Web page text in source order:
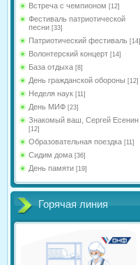
Встреча с чемпионом [12]
Фестиваль патриотической
песни [33]
Патриотический фестиваль [14]
Волонтерский концерт [14]
База отдыха [8]
День гражданской обороны [12]
Неделя наук [11]
День МИФ [23]
Знакомый ваш, Сергей Есенин
[12]
Образовательная поездка [11]
Сидим дома [36]
День памяти [19]
Горячая линия